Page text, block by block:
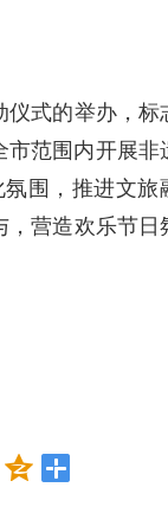
仪式的举办，标
市范围内开展非
围，推进文旅
，营造欢乐节日